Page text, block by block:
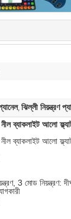
, ঝিল্লী নিয়ন্ত্রণ
ব্যাকলাইট আলো
ব্যাকলাইট আলো
3 মোড